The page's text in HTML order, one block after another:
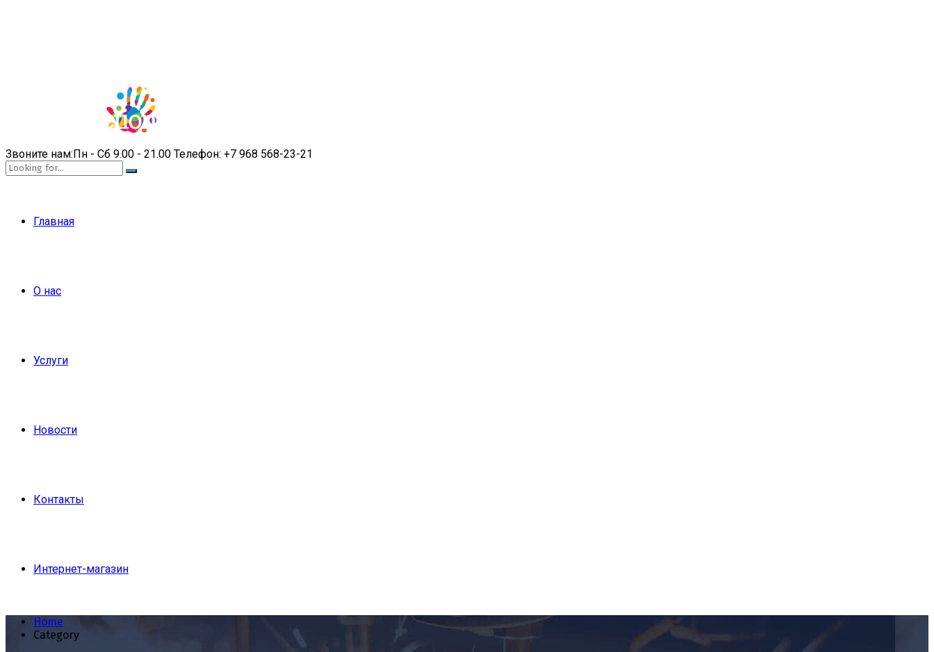
Звоните нам:Пн - Сб 9.00 - 21.00 Телефон: +7 968 568-23-21
Главная
О нас
Услуги
Новости
Контакты
Интернет-магазин
Home
Category